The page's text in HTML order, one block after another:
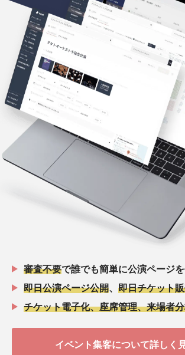
審査不要で誰でも簡単に公演ページ
即日公演ページ公開
即日チケット
チケット電子化、座席管理、来場者
イベント集客について詳しく